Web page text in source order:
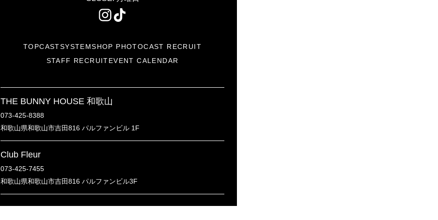
Instagram（外部リンク）
TOPCASTSYSTEMSHOP PHOTOCAST RECRUIT
STAFF RECRUITEVENT CALENDAR
THE BUNNY HOUSE 和歌山
073-425-8388
和歌山県和歌山市吉田816 パルファンビル 1F
Club Fleur
073-425-7455
和歌山県和歌山市吉田816 パルファンビル3F